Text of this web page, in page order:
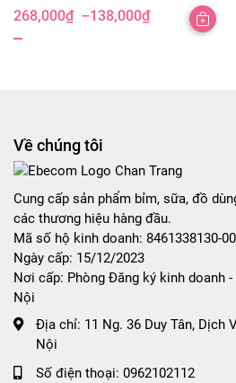
138,000₫
–
268,000₫
Khoảng
Về chúng tôi
Cung cấp sản phẩm bỉm, sữa, đồ
các thương hiệu hàng đầu.
Mã số hộ kinh doanh: 8461338130-
Ngày cấp: 15/12/2023
Nơi cấp: Phòng Đăng ký kinh doanh
Nội
Địa chỉ: 11 Ng. 36 Duy Tân, Dịch
Nội
Số điện thoại: 0962102112